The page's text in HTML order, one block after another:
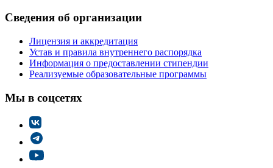
Сведения об организации
Лицензия и аккредитация
Устав и правила внутреннего распорядка
Информация о предоставлении стипендии
Реализуемые образовательные программы
Мы в соцсетях